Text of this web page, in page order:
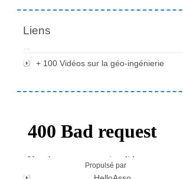
Liens
+ 100 Vidéos sur la géo-ingénierie
Propulsé par